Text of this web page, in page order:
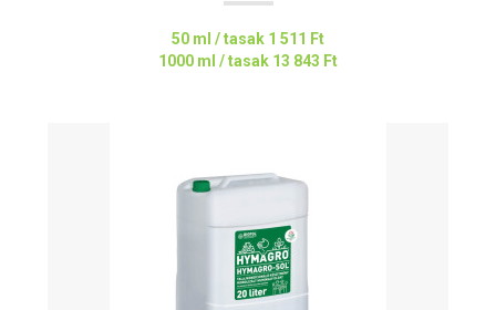
50 ml / tasak 1 511 Ft
1000 ml / tasak 13 843 Ft